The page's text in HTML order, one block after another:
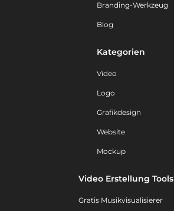
Branding-Werkzeug
Blog
Kategorien
Video
Logo
Grafikdesign
Website
Mockup
Video Erstellung Tools
Gratis Musikvisualisierer